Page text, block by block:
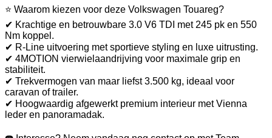
⭐ Waarom kiezen voor deze Volkswagen Touareg?
✔ Krachtige en betrouwbare 3.0 V6 TDI met 245 pk en 550
Nm koppel.
✔ R-Line uitvoering met sportieve styling en luxe uitrusting.
✔ 4MOTION vierwielaandrijving voor maximale grip en
stabiliteit.
✔ Trekvermogen van maar liefst 3.500 kg, ideaal voor
caravan of trailer.
✔ Hoogwaardig afgewerkt premium interieur met Vienna
leder en panoramadak.